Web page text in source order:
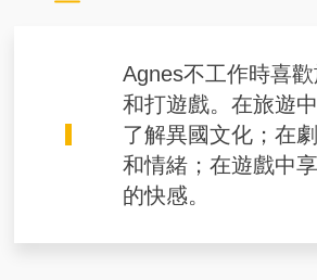
Agnes不工作時喜
和打遊戲。在旅遊
了解異國文化；在
和情緒；在遊戲中
的快感。